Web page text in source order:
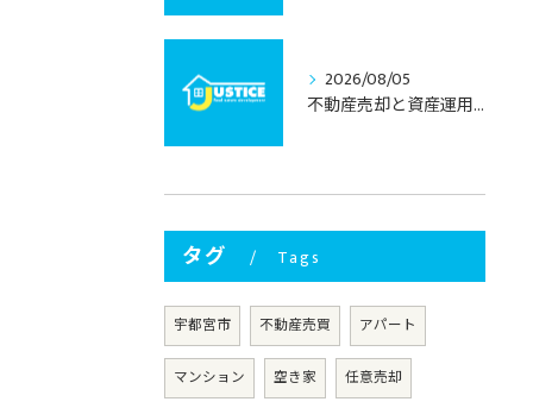
2026/08/05
不動産売却と資産運用を両立する栃木県宇都宮市の納得売却術
タグ Tags
宇都宮市 不動産売買 アパート
マンション 空き家 任意売却